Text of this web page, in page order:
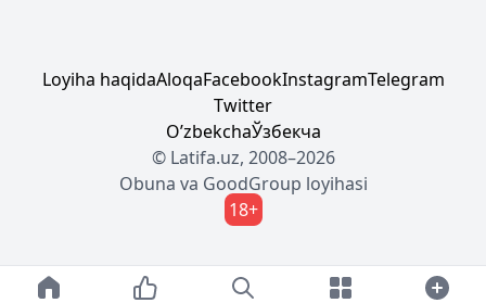
Loyiha haqidaAloqaFacebookInstagramTelegram
Twitter
OʼzbekchaЎзбекча
© Latifa.uz, 2008–2026
Obuna va GoodGroup loyihasi
18+